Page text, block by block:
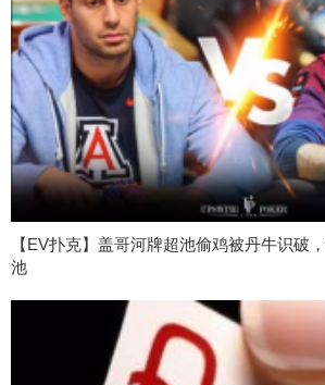
【EV扑克】盖哥河牌超池偷鸡被丹牛识破
池